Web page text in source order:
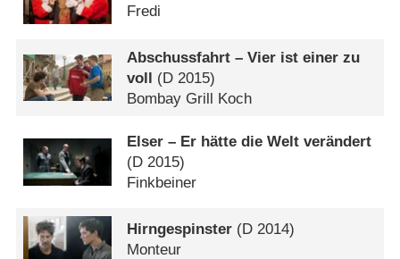
Fredi
Abschussfahrt – Vier ist einer zu
voll (D 2015)
Bombay Grill Koch
Elser – Er hätte die Welt verändert
(D 2015)
Finkbeiner
Hirngespinster (D 2014)
Monteur